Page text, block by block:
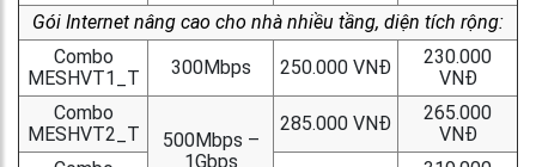
Gói Internet nâng cao cho nhà nhiều tầng, diện tích rộng:
Combo
MESHVT1_T
300Mbps 250.000 VNĐ
230.000
VNĐ
Combo
MESHVT2_T
500Mbps –
1Gbps
285.000 VNĐ
265.000
VNĐ